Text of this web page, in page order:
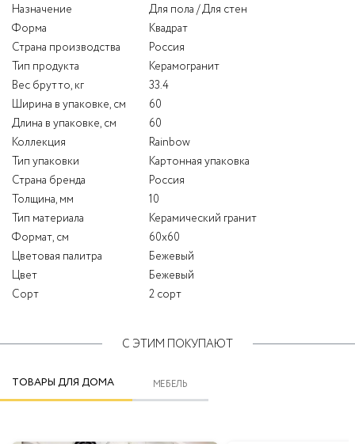
Назначение
Для пола / Для стен
Форма
Квадрат
Страна производства
Россия
Тип продукта
Керамогранит
Вес брутто, кг
33.4
Ширина в упаковке, см
60
Длина в упаковке, см
60
Коллекция
Rainbow
Тип упаковки
Картонная упаковка
Страна бренда
Россия
Толщина, мм
10
Тип материала
Керамический гранит
Формат, см
60x60
Цветовая палитра
Бежевый
Цвет
Бежевый
Сорт
2 сорт
С ЭТИМ ПОКУПАЮТ
ТОВАРЫ ДЛЯ ДОМА МЕБЕЛЬ